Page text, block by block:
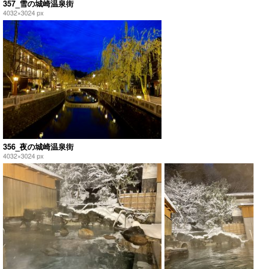
357_雪の城崎温泉街
4032×3024 px
356_夜の城崎温泉街
4032×3024 px